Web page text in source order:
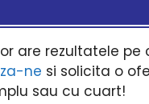
are rezultatele pe
ne si solicita o
sau cu cuart!